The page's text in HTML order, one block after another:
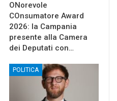
ONorevole
COnsumatore Award
2026: la Campania
presente alla Camera
dei Deputati con…
POLITICA